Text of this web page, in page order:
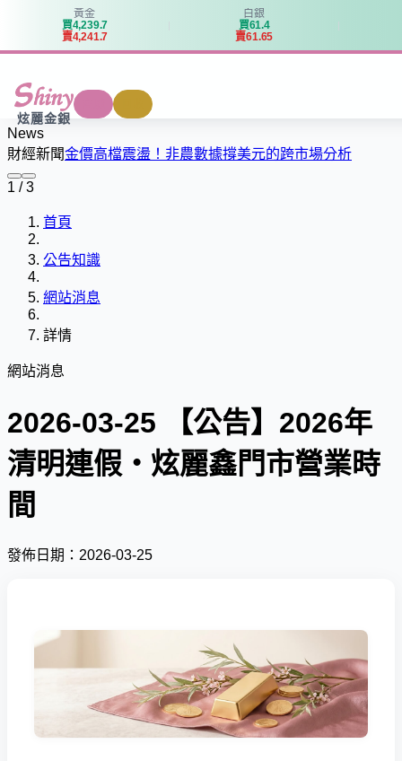
黃金
買4,239.7
賣4,241.7
白銀
買61.4
賣61.65
炫麗金銀
News
財經新聞金價高檔震盪！非農數據撐美元的跨市場分析
1 / 3
首頁
公告知識
網站消息
詳情
網站消息
2026-03-25 【公告】2026年
清明連假・炫麗鑫門市營業時
間
發佈日期：2026-03-25